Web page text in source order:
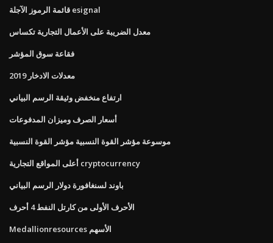
قائمة الرموز الآجلة esignal
معدل الضريبة على الأعمال التجارية تكساس
فقاعة سوق المؤشر
معدلات الادخار 2019
ارتفاع منخفض وثيقة الرسم البياني
أسعار الصرف وميزان المدفوعات
موسوعة مؤشر القوة النسبية مؤشر القوة النسبية
أعلى المواقع التجارية cryptocurrency
باوند لسنغافورة دولار الرسم البياني
الأحرف الأولى من كارتل النفط 4 أحرف
Medallionresources الأسهم